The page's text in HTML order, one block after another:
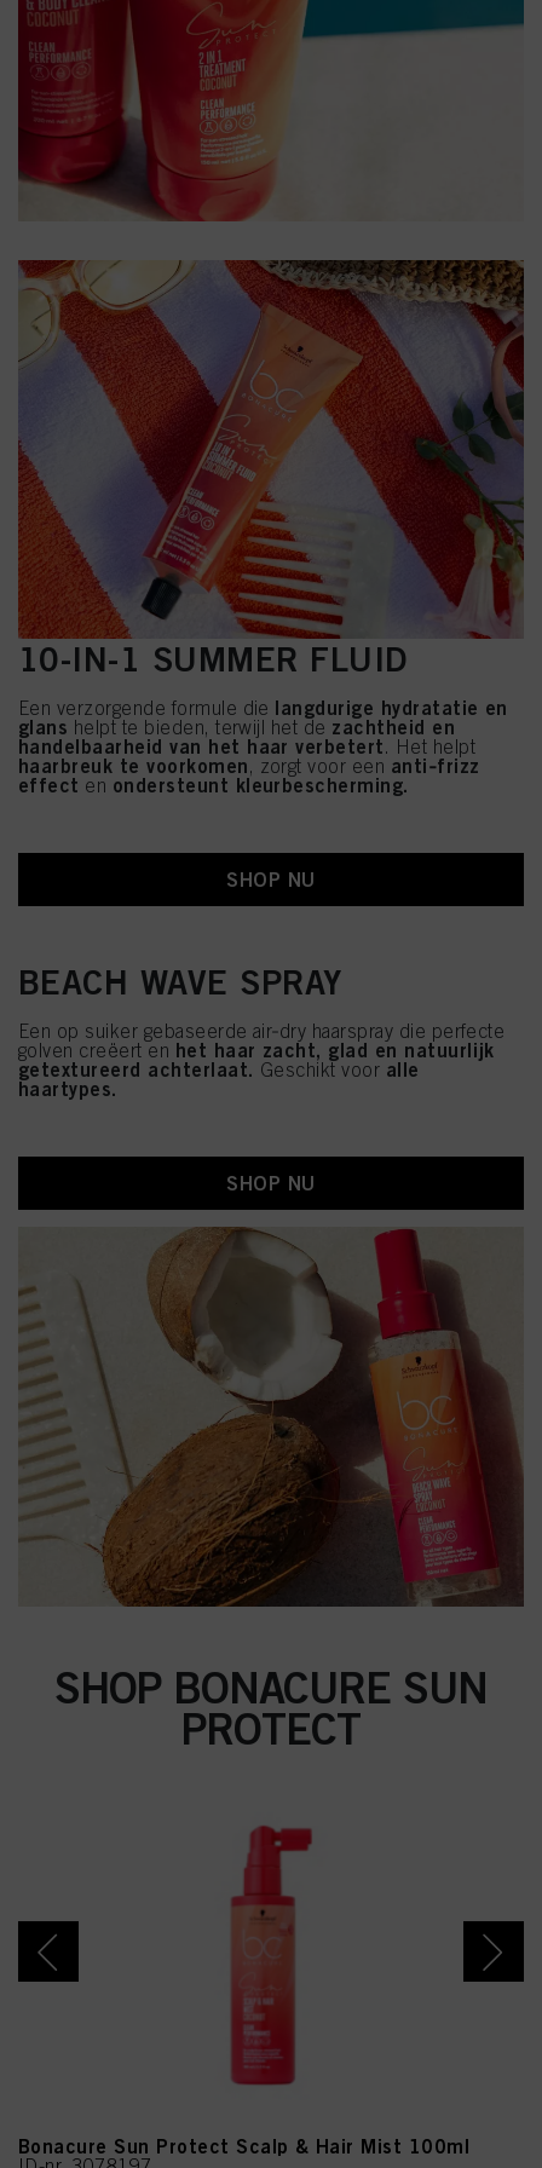
10-IN-1 SUMMER FLUID
Een verzorgende formule die langdurige hydratatie en
glans helpt te bieden, terwijl het de zachtheid en
handelbaarheid van het haar verbetert. Het helpt
haarbreuk te voorkomen, zorgt voor een anti‑frizz
effect en ondersteunt kleurbescherming.
SHOP NU
BEACH WAVE SPRAY
Een op suiker gebaseerde air‑dry haarspray die perfecte
golven creëert en het haar zacht, glad en natuurlijk
getextureerd achterlaat. Geschikt voor alle
haartypes.
SHOP NU
SHOP BONACURE SUN
PROTECT
Bonacure Sun Protect Scalp & Hair Mist 100ml